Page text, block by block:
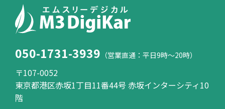
050-1731-3939 （営業直通：平日9時～20時）
〒107-0052
東京都港区赤坂1丁目11番44号 赤坂インターシティ10
階